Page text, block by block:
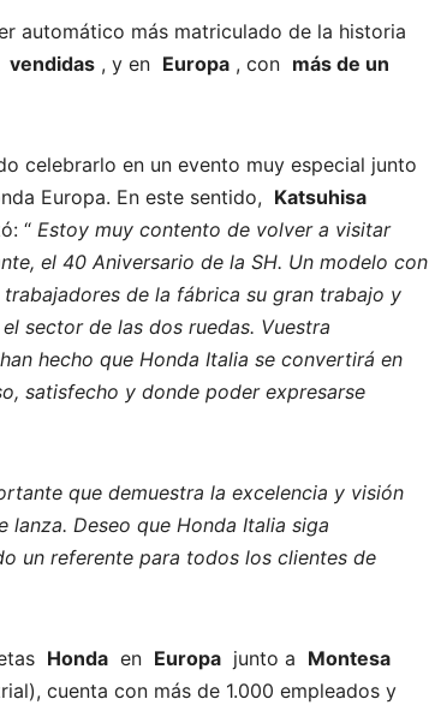
automático más matriculado de la historia
vendidas , y en Europa , con más de un
celebrarlo en un evento muy especial junto
Europa. En este sentido, Katsuhisa
“ Estoy muy contento de volver a visitar
el 40 Aniversario de la SH. Un modelo con
de la fábrica su gran trabajo y
sector de las dos ruedas. Vuestra
hecho que Honda Italia se convertirá en
satisfecho y donde poder expresarse
que demuestra la excelencia y visión
Deseo que Honda Italia siga
un referente para todos los clientes de
Honda en Europa junto a Montesa
cuenta con más de 1.000 empleados y